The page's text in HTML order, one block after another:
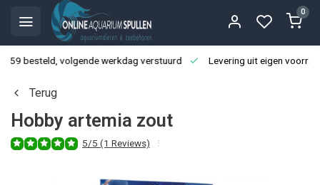
0
besteld, volgende werkdag verstuurd Levering uit eigen
Terug
Hobby artemia zout
5/5 (1 Reviews)